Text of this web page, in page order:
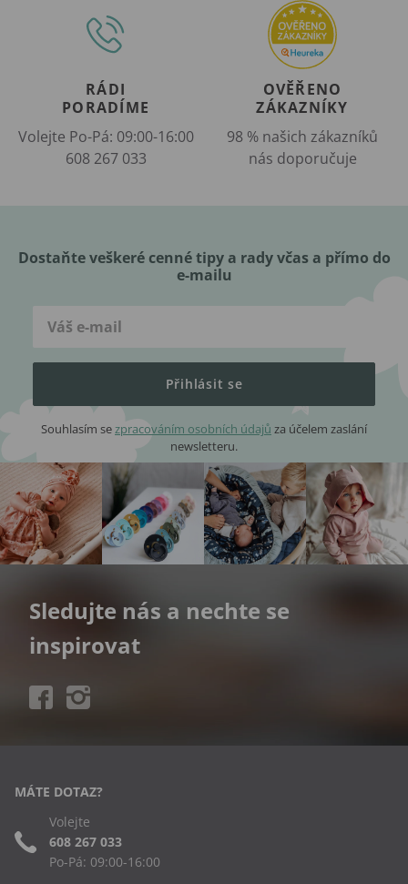
RÁDI
PORADÍME
Volejte Po-Pá: 09:00-16:00
608 267 033
OVĚŘENO
ZÁKAZNÍKY
98 % našich zákazníků
nás doporučuje
Dostaňte veškeré cenné tipy a rady včas a přímo do
e-mailu
Přihlásit se
Souhlasím sezpracováním osobních údajů za účelem zaslání
newsletteru.
Sledujte nás a nechte se
inspirovat
MÁTE DOTAZ?
Volejte
608 267 033
Po-Pá: 09:00-16:00